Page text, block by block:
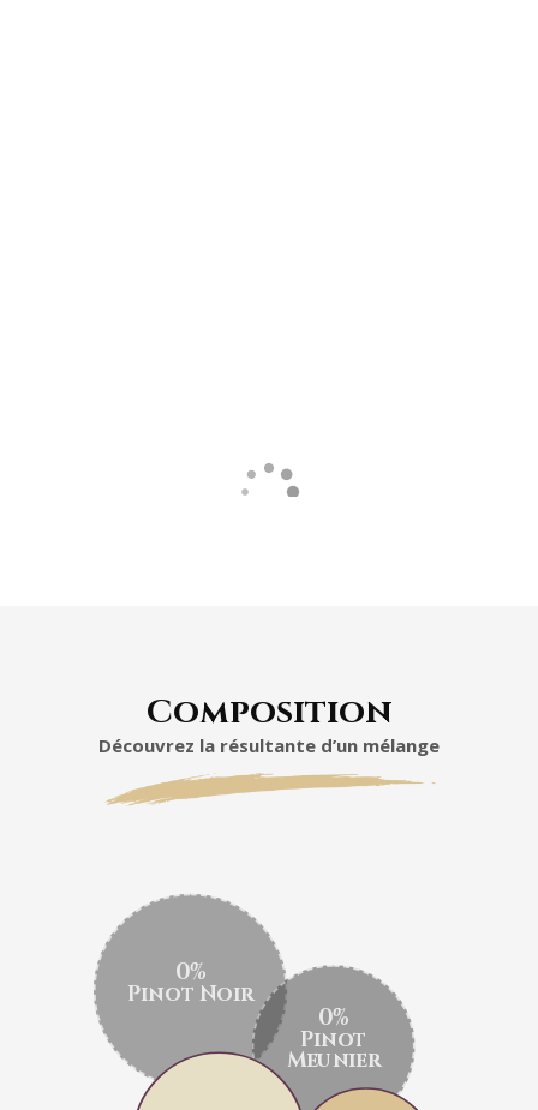
Composition
Découvrez la résultante d’un mélange
0%
Pinot Noir
0%
Pinot
Meunier